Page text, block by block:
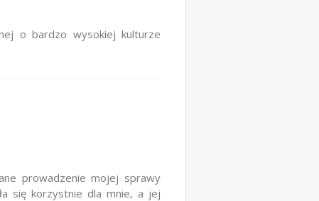
o bardzo wysokiej kulturze
prowadzenie mojej sprawy
się korzystnie dla mnie, a jej